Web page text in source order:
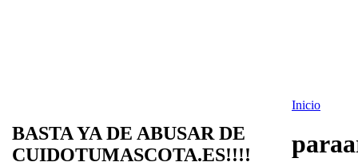
BASTA YA DE ABUSAR DE
CUIDOTUMASCOTA.ES!!!!
Inicio